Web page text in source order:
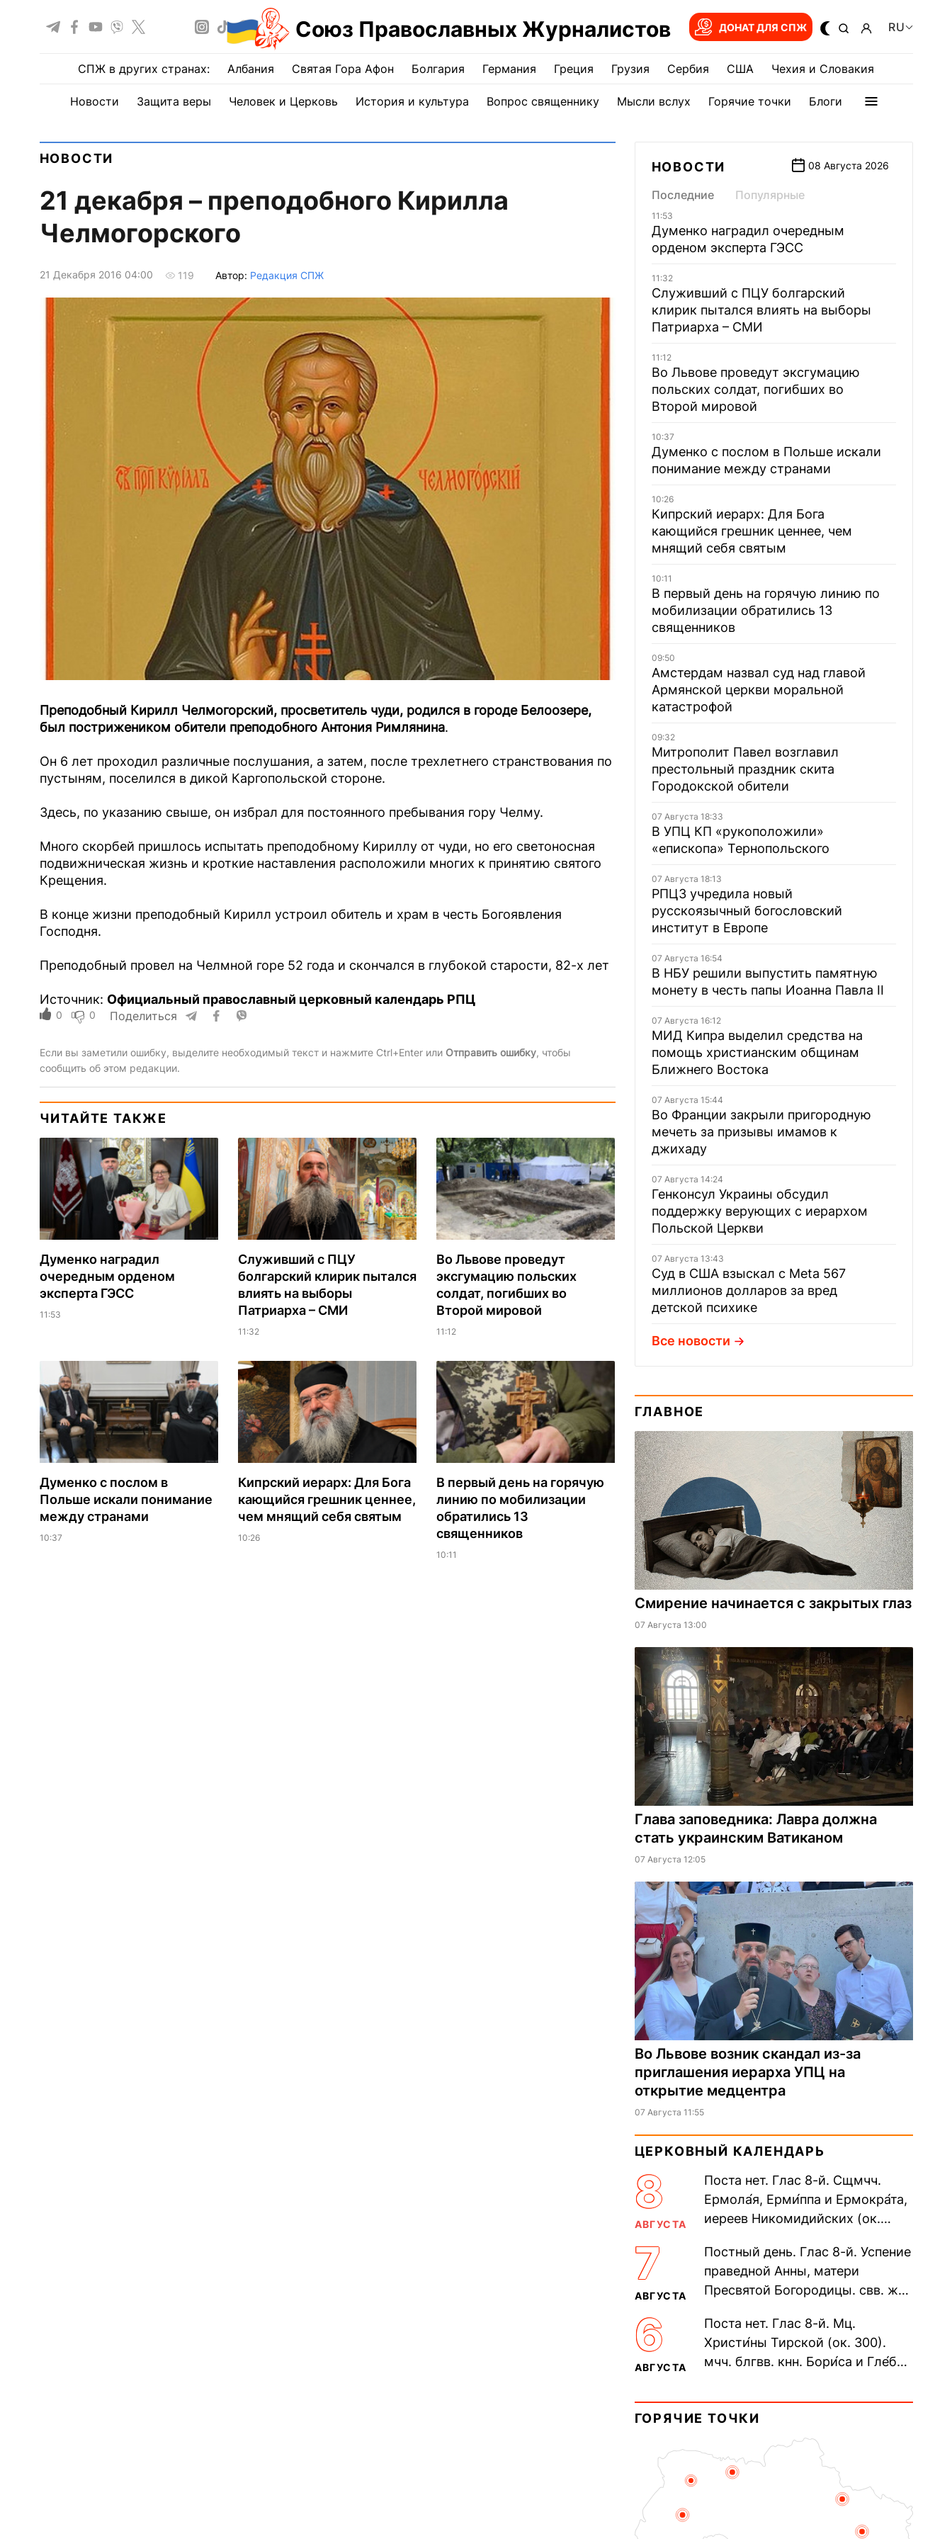
Союз Православных Журналистов ДОНАТ ДЛЯ СПЖ RU
СПЖ в других странах: Албания Святая Гора Афон Болгария Германия Греция Грузия Сербия США Чехия и Словакия
Новости Защита веры Человек и Церковь История и культура Вопрос священнику Мысли вслух Горячие точки Блоги
НОВОСТИ
21 декабря – преподобного Кирилла
Челмогорского
21 Декабря 2016 04:00 119 Автор: Редакция СПЖ
Преподобный Кирилл Челмогорский, просветитель чуди, родился в городе Белоозере,
был пострижеником обители преподобного Антония Римлянина.
Он 6 лет проходил различные послушания, а затем, после трехлетнего странствования по
пустыням, поселился в дикой Каргопольской стороне.
Здесь, по указанию свыше, он избрал для постоянного пребывания гору Челму.
Много скорбей пришлось испытать преподобному Кириллу от чуди, но его светоносная
подвижническая жизнь и кроткие наставления расположили многих к принятию святого
Крещения.
В конце жизни преподобный Кирилл устроил обитель и храм в честь Богоявления
Господня.
Преподобный провел на Челмной горе 52 года и скончался в глубокой старости, 82-х лет
Источник: Официальный православный церковный календарь РПЦ
0 0 Поделиться
Если вы заметили ошибку, выделите необходимый текст и нажмите Ctrl+Enter или Отправить ошибку, чтобы
сообщить об этом редакции.
ЧИТАЙТЕ ТАКЖЕ
Думенко наградил
очередным орденом
эксперта ГЭСС
11:53
Служивший с ПЦУ
болгарский клирик пытался
влиять на выборы
Патриарха – СМИ
11:32
Во Львове проведут
эксгумацию польских
солдат, погибших во
Второй мировой
11:12
Думенко с послом в
Польше искали понимание
между странами
10:37
Кипрский иерарх: Для Бога
кающийся грешник ценнее,
чем мнящий себя святым
10:26
В первый день на горячую
линию по мобилизации
обратились 13
священников
10:11
НОВОСТИ 08 Августа 2026
Последние Популярные
11:53
Думенко наградил очередным
орденом эксперта ГЭСС
11:32
Служивший с ПЦУ болгарский
клирик пытался влиять на выборы
Патриарха – СМИ
11:12
Во Львове проведут эксгумацию
польских солдат, погибших во
Второй мировой
10:37
Думенко с послом в Польше искали
понимание между странами
10:26
Кипрский иерарх: Для Бога
кающийся грешник ценнее, чем
мнящий себя святым
10:11
В первый день на горячую линию по
мобилизации обратились 13
священников
09:50
Амстердам назвал суд над главой
Армянской церкви моральной
катастрофой
09:32
Митрополит Павел возглавил
престольный праздник скита
Городокской обители
07 Августа 18:33
В УПЦ КП «рукоположили»
«епископа» Тернопольского
07 Августа 18:13
РПЦЗ учредила новый
русскоязычный богословский
институт в Европе
07 Августа 16:54
В НБУ решили выпустить памятную
монету в честь папы Иоанна Павла II
07 Августа 16:12
МИД Кипра выделил средства на
помощь христианским общинам
Ближнего Востока
07 Августа 15:44
Во Франции закрыли пригородную
мечеть за призывы имамов к
джихаду
07 Августа 14:24
Генконсул Украины обсудил
поддержку верующих с иерархом
Польской Церкви
07 Августа 13:43
Суд в США взыскал с Meta 567
миллионов долларов за вред
детской психике
Все новости
ГЛАВНОЕ
Смирение начинается с закрытых глаз
07 Августа 13:00
Глава заповедника: Лавра должна
стать украинским Ватиканом
07 Августа 12:05
Во Львове возник скандал из-за
приглашения иерарха УПЦ на
открытие медцентра
07 Августа 11:55
ЦЕРКОВНЫЙ КАЛЕНДАРЬ
8
АВГУСТА
Поста нет. Глас 8-й. Сщмчч.
Ермола́я, Ерми́ппа и Ермокра́та,
иереев Никомидийских (ок.
Печерского, в Ближних
пещерах...
7
АВГУСТА
Постный день. Глас 8-й. Успение
праведной Анны, матери
Пресвятой Богородицы. свв. жен
прп. Евпракси́и девы,...
6
АВГУСТА
Поста нет. Глас 8-й. Мц.
Христи́ны Тирской (ок. 300).
мчч. блгвв. кнн. Бори́са и Гле́ба,
Дави́да (1015). Прп....
ГОРЯЧИЕ ТОЧКИ